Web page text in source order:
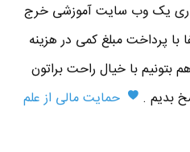
یک وب سایت آموزشی خرج
با پرداخت مبلغ کمی در هزینه
با خیال راحت براتون
بدیم .
حمایت مالی از علم